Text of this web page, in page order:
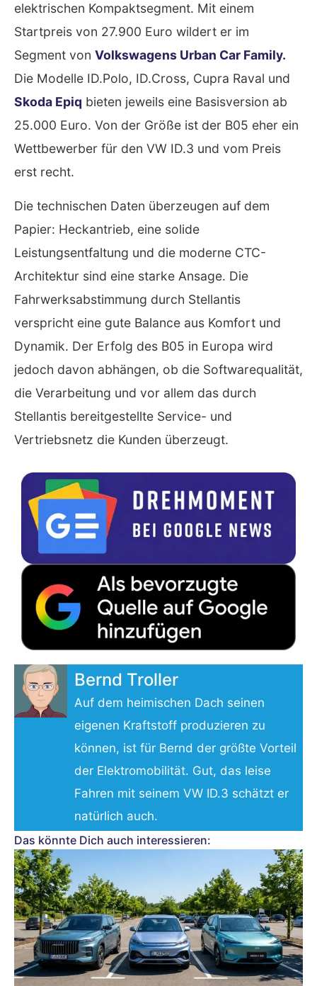
elektrischen Kompaktsegment. Mit einem
Startpreis von 27.900 Euro wildert er im
Segment von Volkswagens Urban Car Family.
Die Modelle ID.Polo, ID.Cross, Cupra Raval und
Skoda Epiq bieten jeweils eine Basisversion ab
25.000 Euro. Von der Größe ist der B05 eher ein
Wettbewerber für den VW ID.3 und vom Preis
erst recht.
Die technischen Daten überzeugen auf dem
Papier: Heckantrieb, eine solide
Leistungsentfaltung und die moderne CTC-
Architektur sind eine starke Ansage. Die
Fahrwerksabstimmung durch Stellantis
verspricht eine gute Balance aus Komfort und
Dynamik. Der Erfolg des B05 in Europa wird
jedoch davon abhängen, ob die Softwarequalität,
die Verarbeitung und vor allem das durch
Stellantis bereitgestellte Service- und
Vertriebsnetz die Kunden überzeugt.
Bernd Troller
Auf dem heimischen Dach seinen
eigenen Kraftstoff produzieren zu
können, ist für Bernd der größte Vorteil
der Elektromobilität. Gut, das leise
Fahren mit seinem VW ID.3 schätzt er
natürlich auch.
Das könnte Dich auch interessieren: